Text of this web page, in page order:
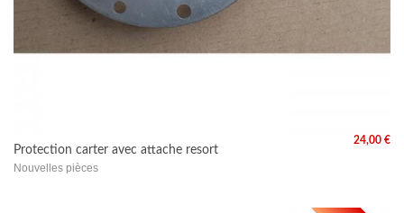
Protection carter avec attache resort
Nouvelles pièces
24,00 €